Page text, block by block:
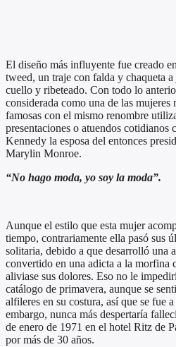
El diseño más influyente fue creado
tweed, un traje con falda y chaqueta
cuello y ribeteado. Con todo lo
considerada como una de las
famosas con el mismo renombre
presentaciones o atuendos cotidianos
Kennedy la esposa del entonces
Marylin Monroe.
“No hago moda, yo soy la moda”.
Aunque el estilo que esta mujer
tiempo, contrariamente ella pasó sus
solitaria, debido a que desarrolló una
convertido en una adicta a la morfina
aliviase sus dolores. Eso no le
catálogo de primavera, aunque se
alfileres en su costura, así que se fue
embargo, nunca más despertaría
de enero de 1971 en el hotel Ritz de
por más de 30 años.